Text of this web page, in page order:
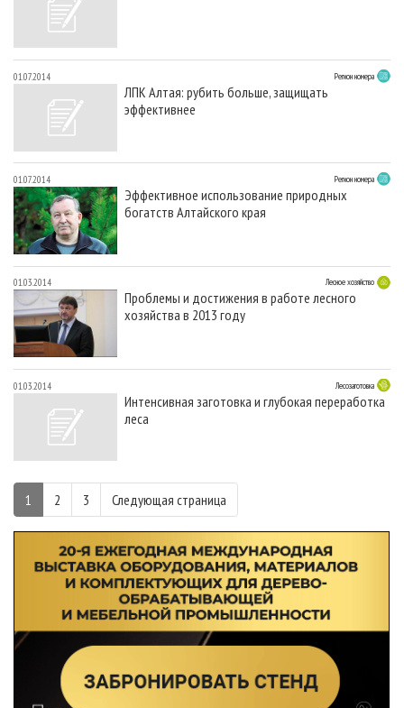
01.07.2014 Регион номера
ЛПК Алтая: рубить больше, защищать
эффективнее
01.07.2014 Регион номера
Эффективное использование природных
богатств Алтайского края
01.03.2014 Лесное хозяйство
Проблемы и достижения в работе лесного
хозяйства в 2013 году
01.03.2014 Лесозаготовка
Интенсивная заготовка и глубокая переработка
леса
1 2 3 Следующая страница